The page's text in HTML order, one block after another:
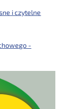
i czytelne
-